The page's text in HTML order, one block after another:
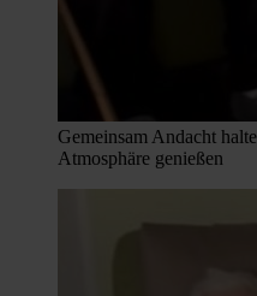
Gemeinsam Andacht
Atmosphäre genießen